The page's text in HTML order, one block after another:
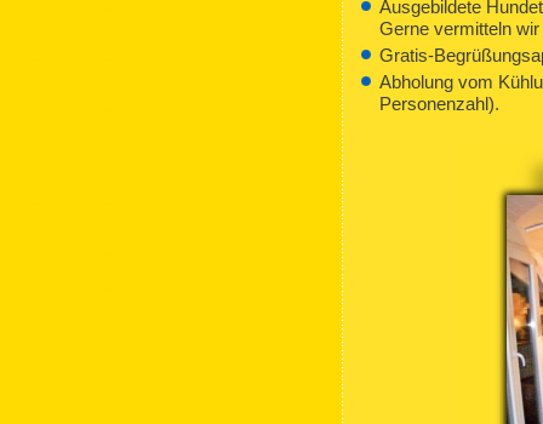
Ausgebildete
Gerne vermitteln
Gratis-
Abholung vom
Personenzahl).